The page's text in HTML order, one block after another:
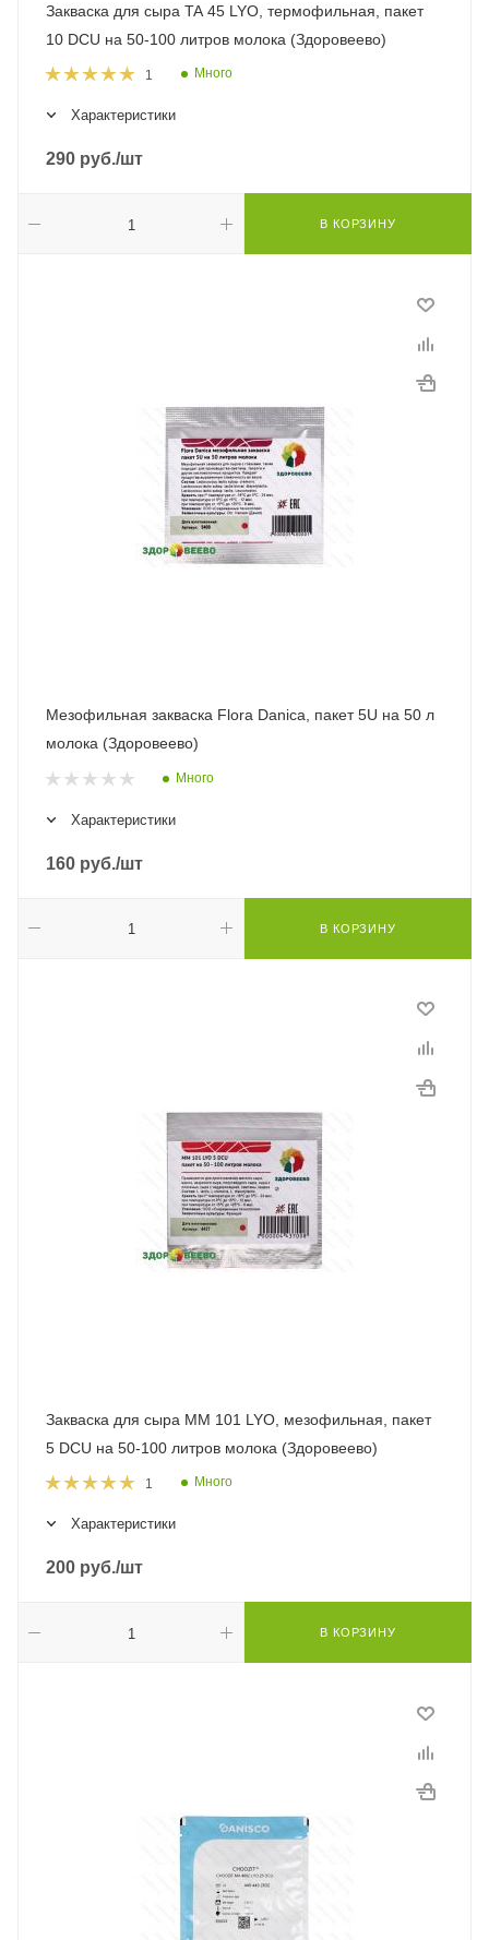
Закваска для сыра TA 45 LYO, термофильная, пакет
10 DCU на 50-100 литров молока (Здоровеево)
1 Много
Характеристики
290 руб./шт
В КОРЗИНУ
Мезофильная закваска Flora Danica, пакет 5U на 50 л
молока (Здоровеево)
Много
Характеристики
160 руб./шт
В КОРЗИНУ
Закваска для сыра MM 101 LYO, мезофильная, пакет
5 DCU на 50-100 литров молока (Здоровеево)
1 Много
Характеристики
200 руб./шт
В КОРЗИНУ